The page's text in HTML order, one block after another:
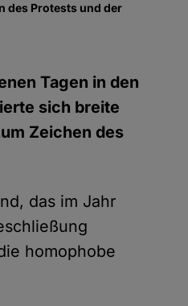
des Protests und der
Tagen in den
sich breite
Zeichen des
das im Jahr
homophobe